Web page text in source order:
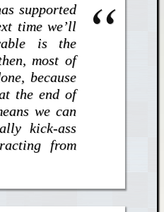
supported
time we’ll
is the
most of
because
the end of
we can
kick-ass
from